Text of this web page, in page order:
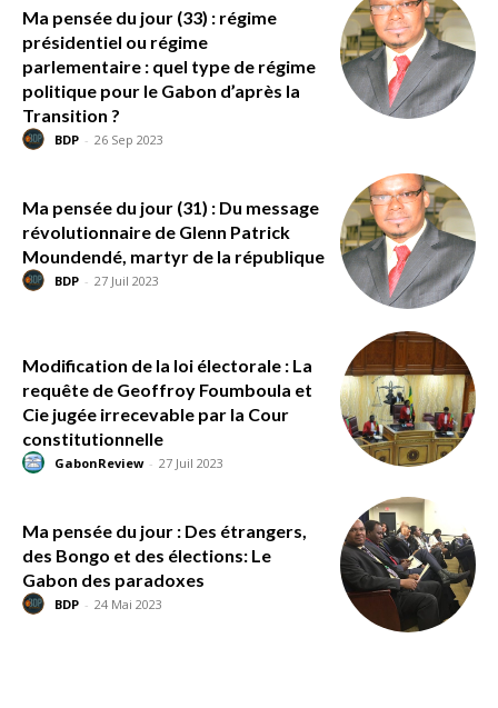
Ma pensée du jour (33) : régime
présidentiel ou régime
parlementaire : quel type de régime
politique pour le Gabon d’après la
Transition ?
BDP - 26 Sep 2023
Ma pensée du jour (31) : Du message
révolutionnaire de Glenn Patrick
Moundendé, martyr de la république
BDP - 27 Juil 2023
Modification de la loi électorale : La
requête de Geoffroy Foumboula et
Cie jugée irrecevable par la Cour
constitutionnelle
GabonReview - 27 Juil 2023
Ma pensée du jour : Des étrangers,
des Bongo et des élections: Le
Gabon des paradoxes
BDP - 24 Mai 2023